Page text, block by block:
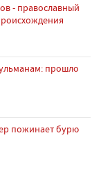
- православный
прошло
пожинает бурю